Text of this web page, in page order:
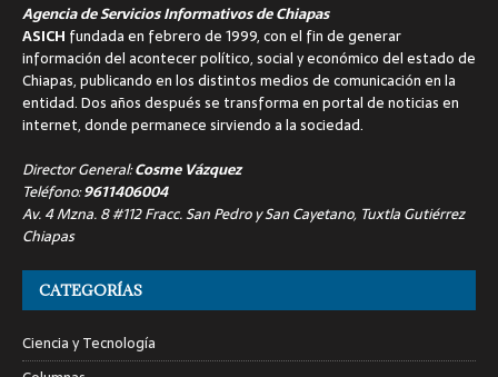
Agencia de Servicios Informativos de Chiapas
ASICH fundada en febrero de 1999, con el fin de generar
información del acontecer político, social y económico del estado de
Chiapas, publicando en los distintos medios de comunicación en la
entidad. Dos años después se transforma en portal de noticias en
internet, donde permanece sirviendo a la sociedad.
Director General:Cosme Vázquez
Teléfono:9611406004
Av. 4 Mzna. 8 #112 Fracc. San Pedro y San Cayetano, Tuxtla Gutiérrez
Chiapas
CATEGORÍAS
Ciencia y Tecnología